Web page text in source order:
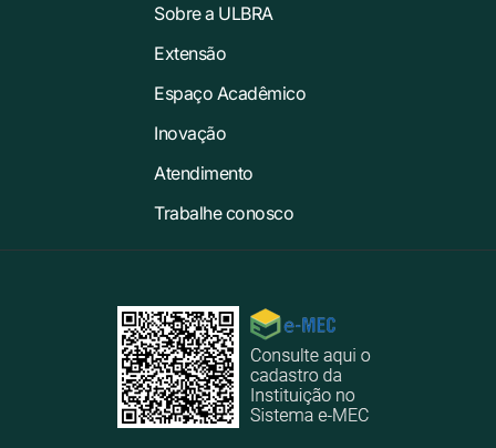
Sobre a ULBRA
Extensão
Espaço Acadêmico
Inovação
Atendimento
Trabalhe conosco